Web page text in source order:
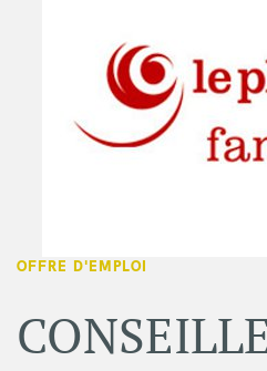
OFFRE D'EMPLOI